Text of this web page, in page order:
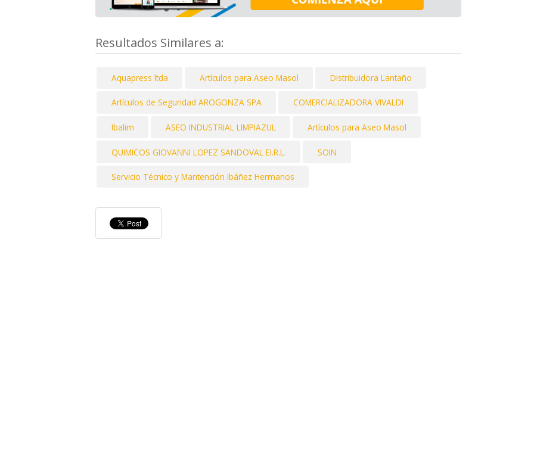
Resultados Similares a:
Aquapress ltda Artículos para Aseo Masol Distribuidora Lantaño
Artículos de Seguridad AROGONZA SPA COMERCIALIZADORA VIVALDI
Ibalim ASEO INDUSTRIAL LIMPIAZUL Artículos para Aseo Masol
QUIMICOS GIOVANNI LOPEZ SANDOVAL EI.R.L. SOIN
Servicio Técnico y Mantención Ibáñez Hermanos